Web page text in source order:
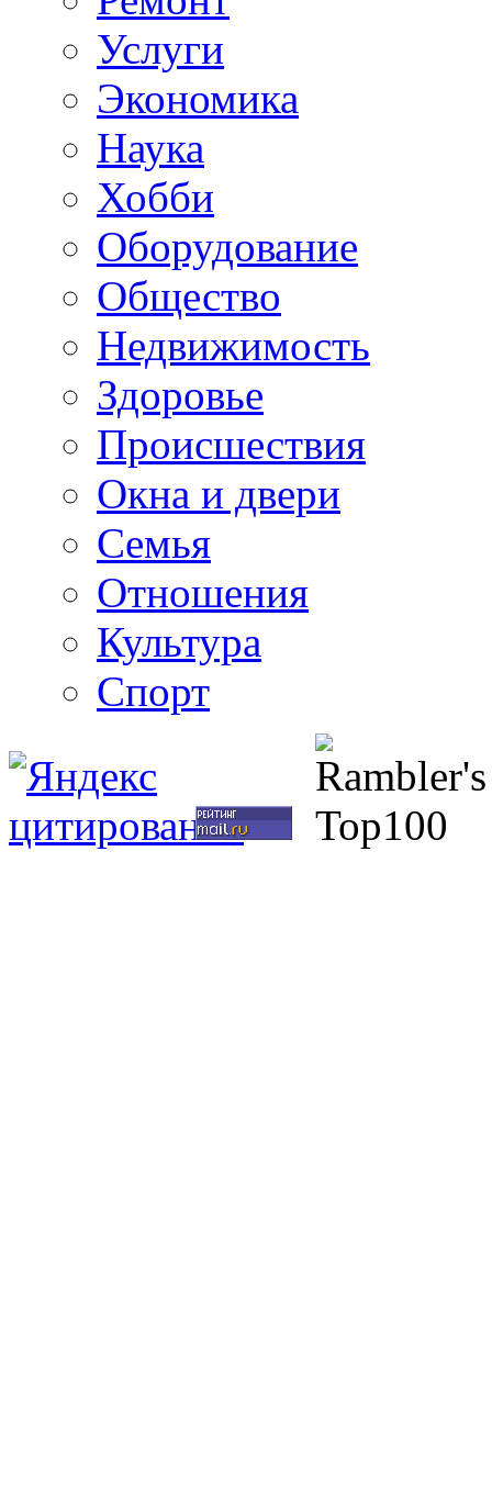
Услуги
Экономика
Наука
Хобби
Оборудование
Общество
Недвижимость
Здоровье
Происшествия
Окна и двери
Семья
Отношения
Культура
Спорт